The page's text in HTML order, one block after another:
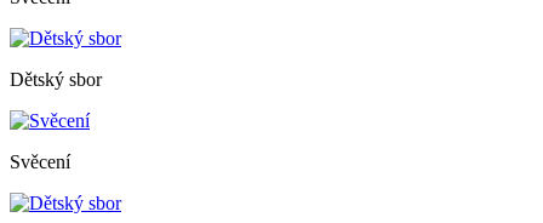
Dětský sbor
Svěcení